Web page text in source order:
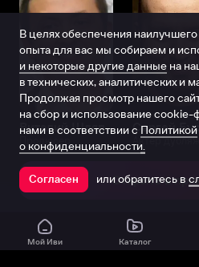
Виталий Шляппо
Продюсер Актёр
Открыть в
Мой Иви Каталог
В целях обеспечения
опыта для вас мы собираем и
и некоторые другие данные на
в технических, аналитических и
Продолжая просмотр нашего
на сбор и использование cookie-
нами в соответствии с Политикой
о конфиденциальности.
Согласен или обратитесь в